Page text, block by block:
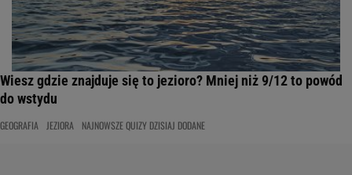
Wiesz gdzie znajduje się to jezioro? Mniej niż 9/12 to powód
do wstydu
GEOGRAFIA JEZIORA NAJNOWSZE QUIZY DZISIAJ DODANE